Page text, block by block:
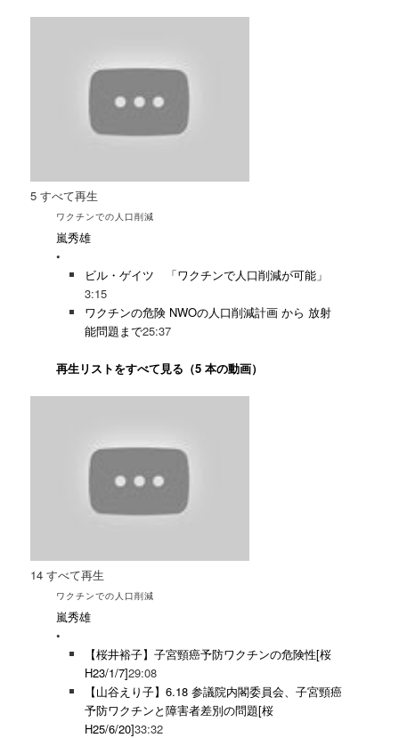
5すべて再生
ワクチンでの人口削減
嵐秀雄
•
ビル・ゲイツ 「ワクチンで人口削減が可能」
3:15
ワクチンの危険 NWOの人口削減計画 から 放射
能問題まで25:37
再生リストをすべて見る（5 本の動画）
14すべて再生
ワクチンでの人口削減
嵐秀雄
•
【桜井裕子】子宮頸癌予防ワクチンの危険性[桜
H23/1/7]29:08
【山谷えり子】6.18 参議院内閣委員会、子宮頸癌
予防ワクチンと障害者差別の問題[桜
H25/6/20]33:32